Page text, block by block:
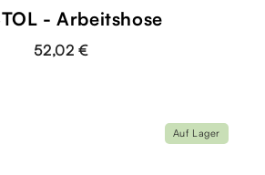
- Arbeitshose
52,02 €
Auf Lager